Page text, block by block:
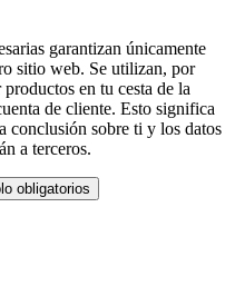
garantizan únicamente
sitio web. Se utilizan, por
en tu cesta de la
de cliente. Esto significa
conclusión sobre ti y los datos
a terceros.
obligatorios